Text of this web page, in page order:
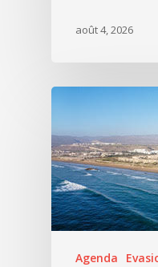
août 4, 2026
Agenda